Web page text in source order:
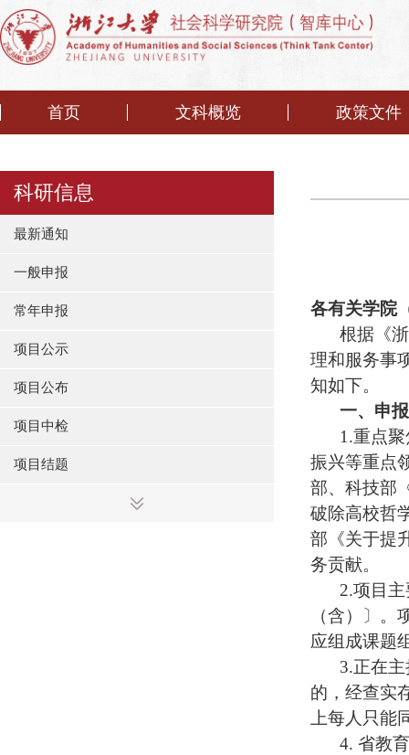
首页 文科概览 政策文件
科研信息
最新通知
一般申报
常年申报
项目公示
项目公布
项目中检
项目结题
各有关学院
根据《
理和服务事
知如下。
一、申
1.重点聚
振兴等重点
部、科技部
破除高校哲
部《关于提
务贡献。
2.项目
（含）〕
应组成课题
3.正在
的，经查实
上每人只能
4. 省教